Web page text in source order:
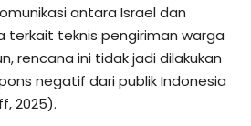
antara Israel dan
terkait teknis pengiriman warga
rencana ini tidak jadi dilakukan
negatif dari publik Indonesia
2025).